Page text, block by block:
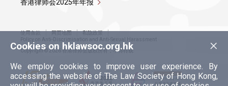
×
Cookies on hklawsoc.org.hk
We employ cookies to improve user experience. By
accessing the website of The Law Society of Hong Kong,
香港律师会2025年年报
使用条款 网页地图
私隐政策
Policy on Anti-Discrimination and Anti-Sexual Harassment
Copyright © 2026 香港律师会版权所有，不得转载